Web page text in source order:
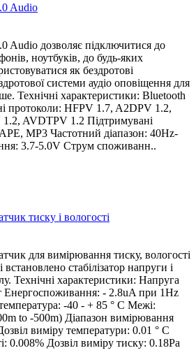
Audio
Audio дозволяє підключитися до
ноутбуків, до будь-яких
як бездротові
системи аудіо оповіщення для
Технічні характеристики: Bluetooth
протоколи: HFPV 1.7, A2DPV 1.2,
AVDTPV 1.2 Підтримувані
MP3 Частотний діапазон: 40Hz-
3.7-5.0V Струм споживанн..
тиску і вологості
для вимірювання тиску, вологості
стабілізатор напруги і
Технічні характеристики: Напруга
Енергоспоживання: - 2.8uA при 1Hz
-40 - + 85 ° C Межі:
to -500m) Діапазон вимірювання
виміру температури: 0.01 ° C
0.008% Дозвіл виміру тиску: 0.18Pa